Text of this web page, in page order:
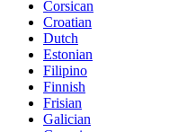
Corsican
Croatian
Dutch
Estonian
Filipino
Finnish
Frisian
Galician